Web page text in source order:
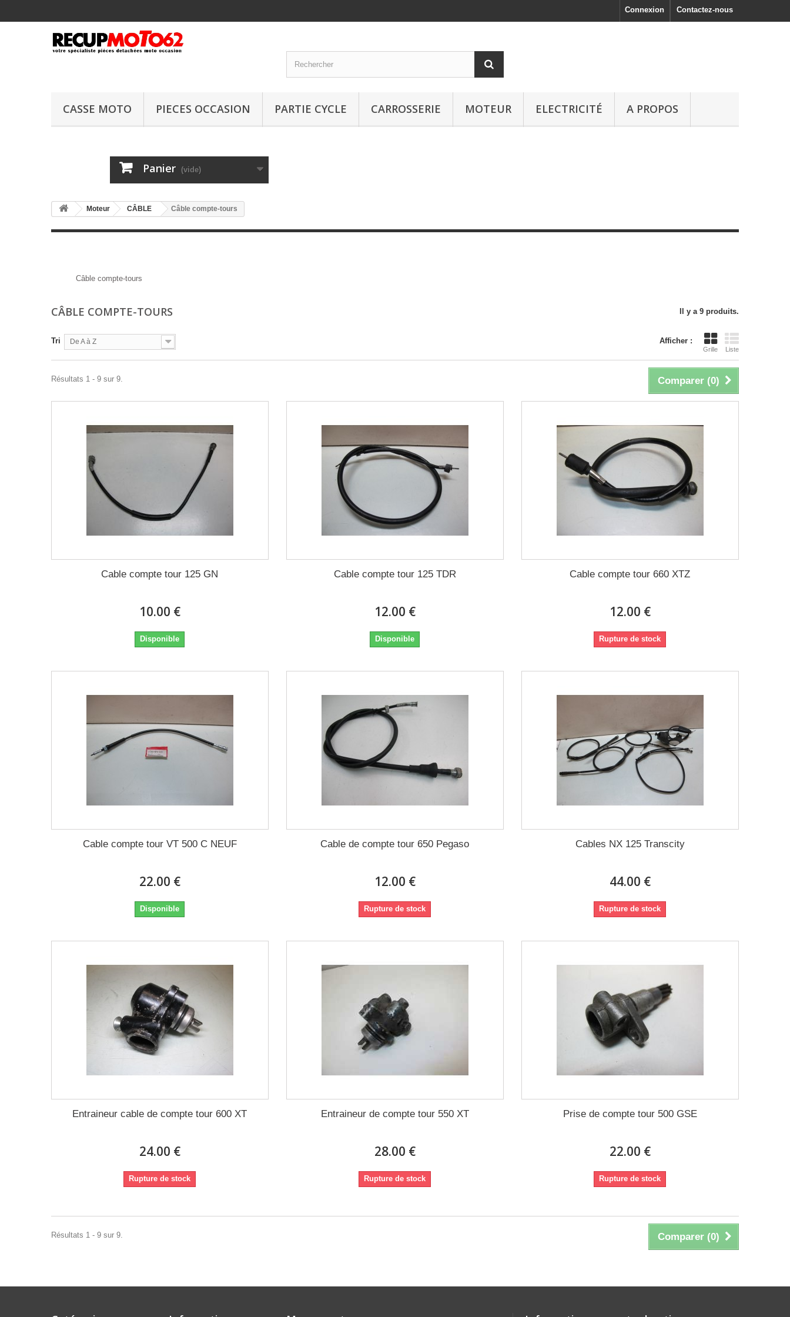
Contactez-nous
Connexion
CASSE MOTO PIECES OCCASION PARTIE CYCLE CARROSSERIE MOTEUR ELECTRICITÉ A PROPOS
Panier (vide)
Moteur CÂBLE Câble compte-tours
Câble compte-tours
CÂBLE COMPTE-TOURS Il y a 9 produits.
Afficher :
Grille Liste
Tri De A à Z
Comparer (0)
Résultats 1 - 9 sur 9.
Cable compte tour 125 GN
10.00 €
Disponible
Cable compte tour 125 TDR
12.00 €
Disponible
Cable compte tour 660 XTZ
12.00 €
Rupture de stock
Cable compte tour VT 500 C NEUF
22.00 €
Disponible
Cable de compte tour 650 Pegaso
12.00 €
Rupture de stock
Cables NX 125 Transcity
44.00 €
Rupture de stock
Entraineur cable de compte tour 600 XT
24.00 €
Rupture de stock
Entraineur de compte tour 550 XT
28.00 €
Rupture de stock
Prise de compte tour 500 GSE
22.00 €
Rupture de stock
Comparer (0)
Résultats 1 - 9 sur 9.